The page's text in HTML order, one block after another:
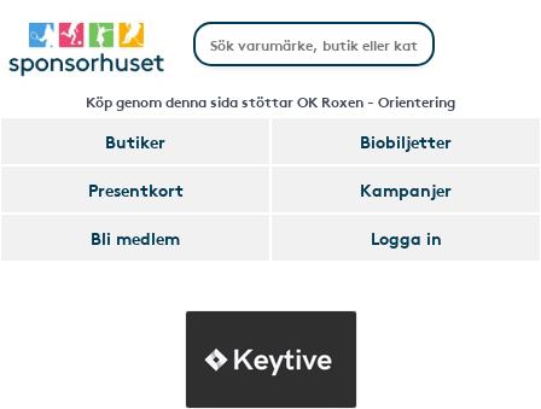
Köp genom denna sida stöttar OK Roxen - Orientering
Butiker
Biobiljetter
Presentkort
Kampanjer
Bli medlem
Logga in